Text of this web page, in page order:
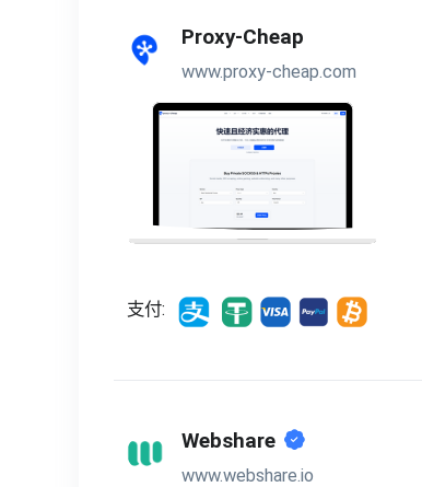
Proxy-Cheap
www.proxy-cheap.com
支付:
Webshare
www.webshare.io